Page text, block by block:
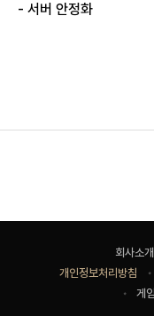
- 서버 안정화
회사소개
개인정보처리방침
게